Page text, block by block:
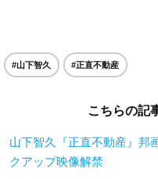
#山下智久 #正直不動産
こちらの記
山下智久『正直不動産』邦
クアップ映像解禁